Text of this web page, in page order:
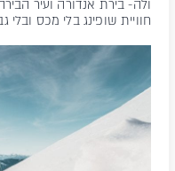
ולה- בירת אנדורה ועיר
חוויית שופינג בלי מכס ובלי